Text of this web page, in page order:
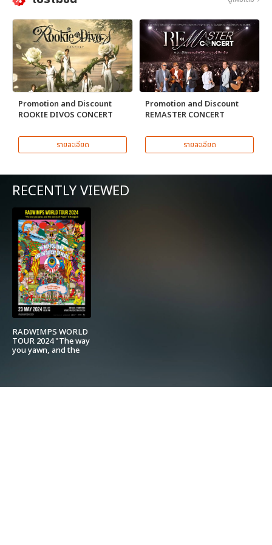
Promotion and Discount
ROOKIE DIVOS CONCERT
รายละเอียด
Promotion and Discount
REMASTER CONCERT
รายละเอียด
RECENTLY VIEWED
RADWIMPS WORLD
TOUR 2024 "The way
you yawn, and the